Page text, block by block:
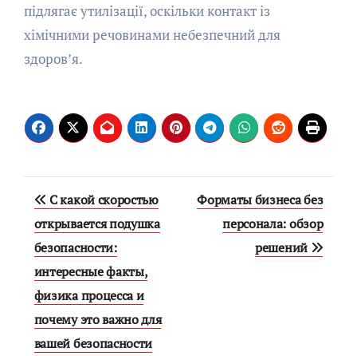
підлягає утилізації, оскільки контакт із
хімічними речовинами небезпечний для
здоров’я.
Навигация
по
записям
С какой скоростью
открывается подушка
безопасности:
интересные факты,
физика процесса и
почему это важно для
вашей безопасности
Форматы бизнеса без
персонала: обзор
решений